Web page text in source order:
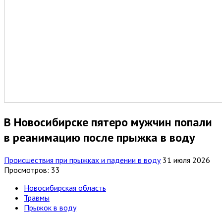
В Новосибирске пятеро мужчин попали
в реанимацию после прыжка в воду
Происшествия при прыжках и падении в воду 31 июля 2026
Просмотров: 33
Новосибирская область
Травмы
Прыжок в воду